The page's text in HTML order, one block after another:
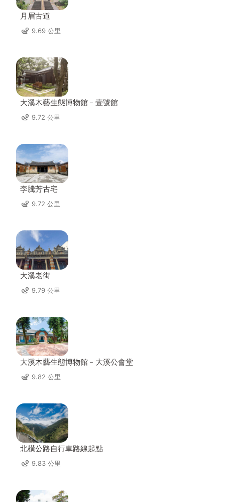
月眉古道
9.69 公里
大溪木藝生態博物館﹣壹號館
9.72 公里
李騰芳古宅
9.72 公里
大溪老街
9.79 公里
大溪木藝生態博物館﹣大溪公會堂
9.82 公里
北橫公路自行車路線起點
9.83 公里